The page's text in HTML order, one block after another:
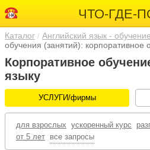
ЧТО-ГДЕ-
Каталог Английский язык - обучение
обучения (занятий): корпоративное
Корпоративное
языку
УСЛУГИ/фирмы
для взрослых ускоренный курс
от 5 лет все запросы